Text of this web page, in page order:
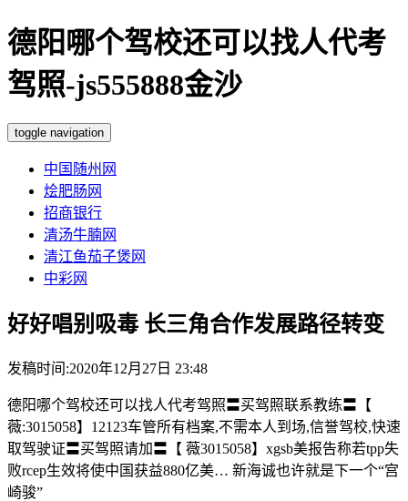
德阳哪个驾校还可以找人代考
驾照-js555888金沙
toggle navigation
中国随州网
烩肥肠网
招商银行
清汤牛腩网
清江鱼茄子煲网
中彩网
好好唱别吸毒 长三角合作发展路径转变
发稿时间:2020年12月27日 23:48
德阳哪个驾校还可以找人代考驾照〓买驾照联系教练〓【
薇:3015058】12123车管所有档案,不需本人到场,信誉驾校,快速
取驾驶证〓买驾照请加〓【 薇3015058】xgsb美报告称若tpp失
败rcep生效将使中国获益880亿美… 新海诚也许就是下一个“宫
崎骏”